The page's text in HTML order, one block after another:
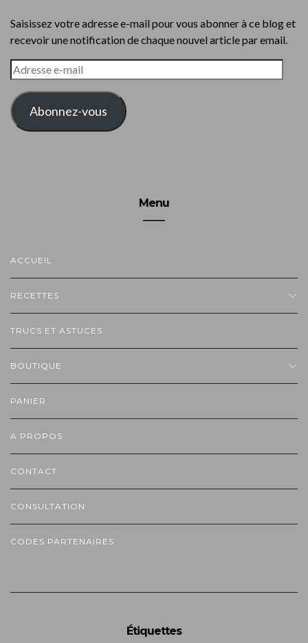
Saisissez votre adresse e-mail pour vous abonner à ce blog et
recevoir une notification de chaque nouvel article par email.
ADRESSE
E-
MAIL
Abonnez-vous
Menu
ACCUEIL
RECETTES
TRUCS ET ASTUCES
BOUTIQUE
PANIER
A PROPOS
CONTACT
CONSULTATION
CODES PARTENAIRES
Étiquettes